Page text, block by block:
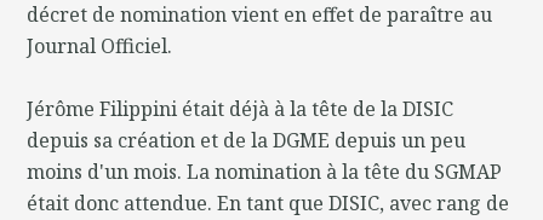
décret de nomination vient en effet de paraître au
Journal Officiel.
Jérôme Filippini était déjà à la tête de la DISIC
depuis sa création et de la DGME depuis un peu
moins d'un mois. La nomination à la tête du SGMAP
était donc attendue. En tant que DISIC, avec rang de